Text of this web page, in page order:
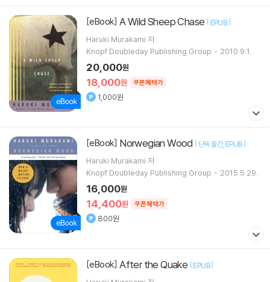
[eBook] A Wild Sheep Chase [ EPUB]
Haruki Murakami 저
Knopf Doubleday Publishing Group
2010.9.1.
18,000원 쿠폰혜택가
20,000원
1,000원
[eBook] Norwegian Wood [ 단독 출간 EPUB]
Haruki Murakami 저
Knopf Doubleday Publishing Group
2015.5.29.
14,400원 쿠폰혜택가
16,000원
800원
[eBook] After the Quake [EPUB]